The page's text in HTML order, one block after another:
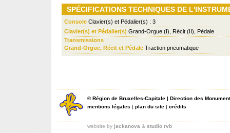
SPÉCIFICATIONS TECHNIQUES DE
Console Clavier(s) et Pédalier(s) : 3
Clavier(s) et Pédalier(s) Grand-Orgue (I), Récit (II), Pédale
Transmissions
Grand-Orgue, Récit et Pédale Traction pneumatique
©Région de Bruxelles-Capitale | Direction des
mentions légales | plan du site | crédits
website by jackanova & studio rvb